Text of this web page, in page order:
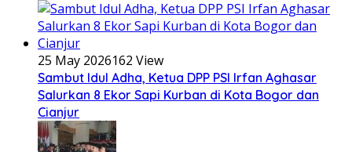
25 May 2026162 View
Sambut Idul Adha, Ketua DPP PSI Irfan Aghasar
Salurkan 8 Ekor Sapi Kurban di Kota Bogor dan
Cianjur